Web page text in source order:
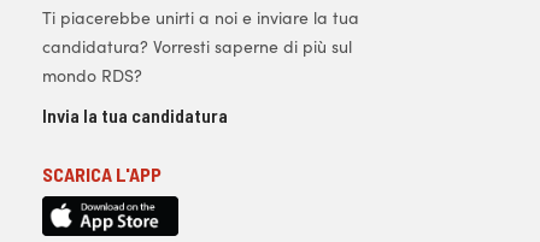
Ti piacerebbe unirti a noi e inviare la tua
candidatura? Vorresti saperne di più sul
mondo RDS?
Invia la tua candidatura
SCARICA L'APP